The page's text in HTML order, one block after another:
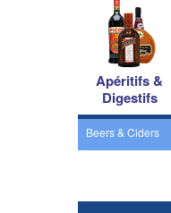
Apéritifs &
Digestifs
Beers & Ciders